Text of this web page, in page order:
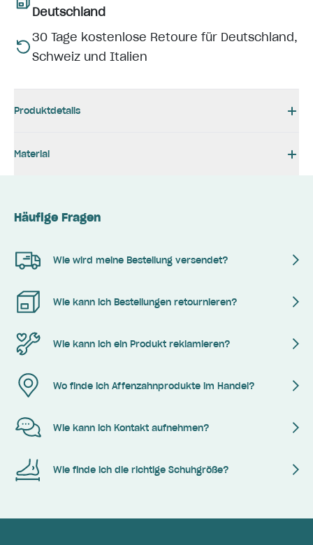
Deutschland
30 Tage kostenlose Retoure für Deutschland,
Schweiz und Italien
Produktdetails
Material
Häufige Fragen
Wie wird meine Bestellung versendet?
Wie kann ich Bestellungen retournieren?
Wie kann ich ein Produkt reklamieren?
Wo finde ich Affenzahnprodukte im Handel?
Wie kann ich Kontakt aufnehmen?
Wie finde ich die richtige Schuhgröße?